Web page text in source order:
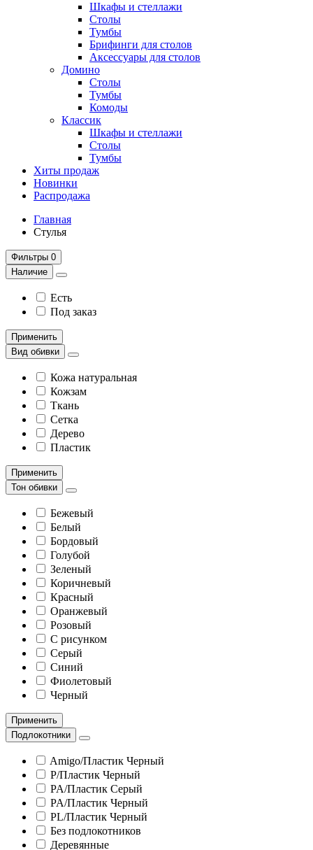
Шкафы и стеллажи
Столы
Тумбы
Брифинги для столов
Аксессуары для столов
Домино
Столы
Тумбы
Комоды
Классик
Шкафы и стеллажи
Столы
Тумбы
Хиты продаж
Новинки
Распродажа
Главная
Стулья
Фильтры 0
Наличие
Есть
Под заказ
Применить
Вид обивки
Кожа натуральная
Кожзам
Ткань
Сетка
Дерево
Пластик
Применить
Тон обивки
Бежевый
Белый
Бордовый
Голубой
Зеленый
Коричневый
Красный
Оранжевый
Розовый
С рисунком
Серый
Синий
Фиолетовый
Черный
Применить
Подлокотники
Amigo/Пластик Черный
P/Пластик Черный
PA/Пластик Серый
PA/Пластик Черный
PL/Пластик Черный
Без подлокотников
Деревянные